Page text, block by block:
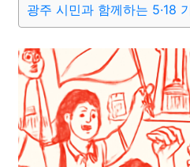
종교 사회 정치 건강 의
부동산 외국어 교육 교통
광주 시민과 함께하는 5·18